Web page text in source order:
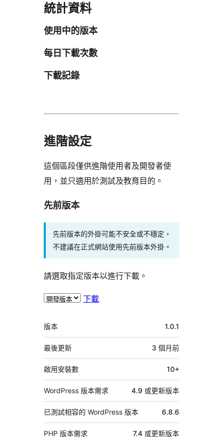
統計資料
使用中的版本
每日下載次數
下載記錄
進階設定
這個區段僅供進階使用者及開發者使
用，並只適用於測試及教育目的。
先前版本
先前版本的外掛可能不安全或不穩定，
不建議在正式網站使用先前版本外掛。
請選取指定版本以進行下載。
下載
中
繼
資
料
版本 1.0.1
最後更新 3 個月前
啟用安裝數 10+
WordPress 版本需求 4.9 或更新版本
已測試相容的 WordPress 版本 6.8.6
PHP 版本需求 7.4 或更新版本